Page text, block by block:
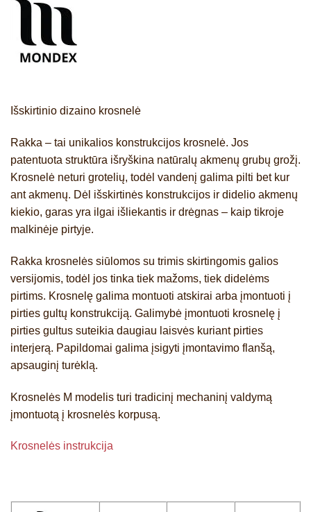
Išskirtinio dizaino krosnelė
Rakka – tai unikalios konstrukcijos krosnelė. Jos
patentuota struktūra išryškina natūralų akmenų grubų grožį.
Krosnelė neturi grotelių, todėl vandenį galima pilti bet kur
ant akmenų. Dėl išskirtinės konstrukcijos ir didelio akmenų
kiekio, garas yra ilgai išliekantis ir drėgnas – kaip tikroje
malkinėje pirtyje.
Rakka krosnelės siūlomos su trimis skirtingomis galios
versijomis, todėl jos tinka tiek mažoms, tiek didelėms
pirtims. Krosnelę galima montuoti atskirai arba įmontuoti į
pirties gultų konstrukciją. Galimybė įmontuoti krosnelę į
pirties gultus suteikia daugiau laisvės kuriant pirties
interjerą. Papildomai galima įsigyti įmontavimo flanšą,
apsauginį turėklą.
Krosnelės M modelis turi tradicinį mechaninį valdymą
įmontuotą į krosnelės korpusą.
Krosnelės instrukcija